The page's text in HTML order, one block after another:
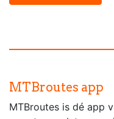
MTBroutes app
MTBroutes is dé app